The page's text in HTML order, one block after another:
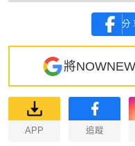
分
將
APP 追蹤